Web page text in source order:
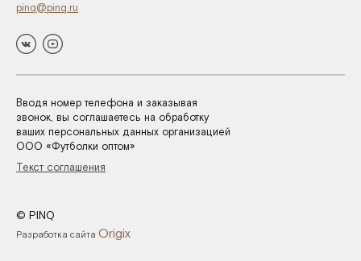
pinq@pinq.ru
Вводя номер телефона и заказывая
звонок, вы соглашаетесь на обработку
ваших персональных данных организацией
ООО «Футболки оптом»
Текст соглашения
© PINQ
Разработка сайта Origix